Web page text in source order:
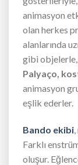
animasyon
olan herkes
alanlarında
gibi
Palyaço,
animasyon
eşlik ederler.
Bando ekibi
Farklı
oluşur.